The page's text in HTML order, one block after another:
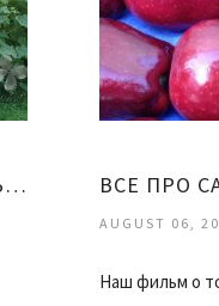
КАК ПРАВИЛЬНО ВЫРАЩИВАТЬ ОГУРЦЫ ВСЕ ПРО
AUGUST 06,
Наш фильм о